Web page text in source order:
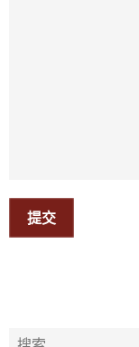
提交
搜索：